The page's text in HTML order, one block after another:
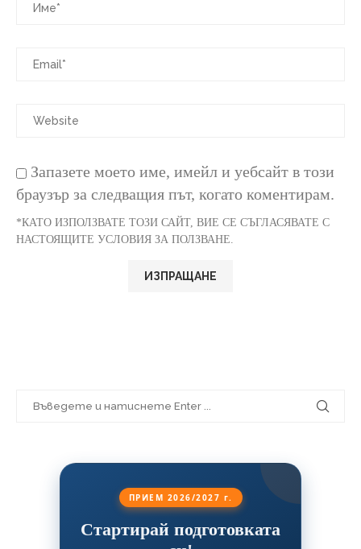
Запазете моето име, имейл и уебсайт в този
браузър за следващия път, когато коментирам.
*КАТО ИЗПОЛЗВАТЕ ТОЗИ САЙТ, ВИЕ СЕ СЪГЛАСЯВАТЕ С
НАСТОЯЩИТЕ УСЛОВИЯ ЗА ПОЛЗВАНЕ.
ПРИЕМ 2026/2027 г.
Стартирай подготовката